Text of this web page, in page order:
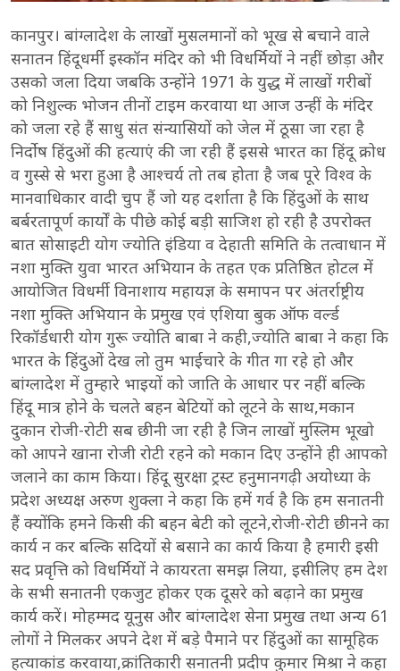
कानपुर। बांग्लादेश के लाखों मुसलमानों को भूख से बचाने वाले
सनातन हिंदूधर्मी इस्कॉन मंदिर को भी विधर्मियों ने नहीं छोड़ा और
उसको जला दिया जबकि उन्होंने 1971 के युद्ध में लाखों गरीबों
को निशुल्क भोजन तीनों टाइम करवाया था आज उन्हीं के मंदिर
को जला रहे हैं साधु संत संन्यासियों को जेल में ठूसा जा रहा है
निर्दोष हिंदुओं की हत्याएं की जा रही हैं इससे भारत का हिंदू क्रोध
व गुस्से से भरा हुआ है आश्चर्य तो तब होता है जब पूरे विश्व के
मानवाधिकार वादी चुप हैं जो यह दर्शाता है कि हिंदुओं के साथ
बर्बरतापूर्ण कार्यों के पीछे कोई बड़ी साजिश हो रही है उपरोक्त
बात सोसाइटी योग ज्योति इंडिया व देहाती समिति के तत्वाधान में
नशा मुक्ति युवा भारत अभियान के तहत एक प्रतिष्ठित होटल में
आयोजित विधर्मी विनाशाय महायज्ञ के समापन पर अंतर्राष्ट्रीय
नशा मुक्ति अभियान के प्रमुख एवं एशिया बुक ऑफ वर्ल्ड
रिकॉर्डधारी योग गुरू ज्योति बाबा ने कही,ज्योति बाबा ने कहा कि
भारत के हिंदुओं देख लो तुम भाईचारे के गीत गा रहे हो और
बांग्लादेश में तुम्हारे भाइयों को जाति के आधार पर नहीं बल्कि
हिंदू मात्र होने के चलते बहन बेटियों को लूटने के साथ,मकान
दुकान रोजी-रोटी सब छीनी जा रही है जिन लाखों मुस्लिम भूखो
को आपने खाना रोजी रोटी रहने को मकान दिए उन्होंने ही आपको
जलाने का काम किया। हिंदू सुरक्षा ट्रस्ट हनुमानगढ़ी अयोध्या के
प्रदेश अध्यक्ष अरुण शुक्ला ने कहा कि हमें गर्व है कि हम सनातनी
हैं क्योंकि हमने किसी की बहन बेटी को लूटने,रोजी-रोटी छीनने का
कार्य न कर बल्कि सदियों से बसाने का कार्य किया है हमारी इसी
सद प्रवृत्ति को विधर्मियों ने कायरता समझ लिया, इसीलिए हम देश
के सभी सनातनी एकजुट होकर एक दूसरे को बढ़ाने का प्रमुख
कार्य करें। मोहम्मद यूनुस और बांग्लादेश सेना प्रमुख तथा अन्य 61
लोगों ने मिलकर अपने देश में बड़े पैमाने पर हिंदुओं का सामूहिक
हत्याकांड करवाया,क्रांतिकारी सनातनी प्रदीप कुमार मिश्रा ने कहा